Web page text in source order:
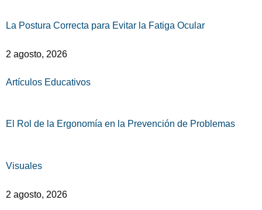
La Postura Correcta para Evitar la Fatiga Ocular
2 agosto, 2026
Artículos Educativos
El Rol de la Ergonomía en la Prevención de Problemas
Visuales
2 agosto, 2026